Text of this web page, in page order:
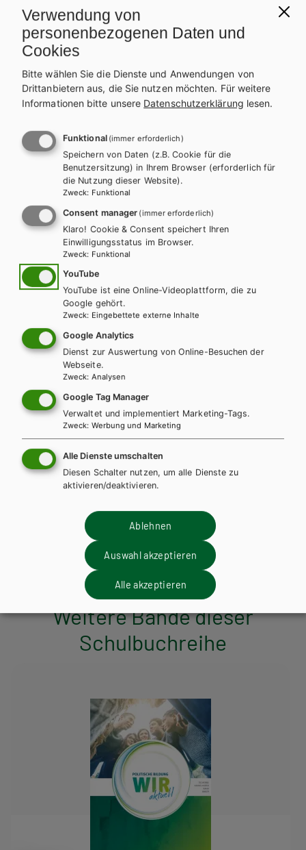
SBNR.
220945
ISBN
978-3-230-05743-3
REIHE
PRODUKTVARIANTEN
Lehrbuch + E-Book
Lehrbuch E-Book Solo
Schulbuchaktion*
Lehrbuch mit E-BOOK+
21,94 €
Schulbuchaktion*
Lehrbuch E-BOOK+ Solo
Preise inkl. MwSt., zzgl. Versandkosten | E-Book-Codes sind nur bei Bestellung
über die Schulbuchaktion enthalten. | *Exklusiv über die Schulbuchaktion
AUTOR/INNEN
Dipl.-Hdl. Iris Kahn, Dr. Michaela Tscherne, Mag. Dr. Margarethe
Kainig-Huber, BEd Bettina Anker
Dieses Werk ist über die Schulbuchaktion ohne gedrucktes
Buch als E-Book Solo erhältlich. Bei Bestellung unter der
individuellen Zugangscode. Dieser kann auf digi4school.at
eingelöst werden. Das E-Book Solo wird dort Ihrem digitalen
Bücherregal zugeordnet.
WEITERLESEN
Exklusiv über die Schulbuchaktion
erhältlich.
Weitere Bände dieser
Schulbuchreihe
Verwendung von
personenbezogenen Daten und
Cookies
Bitte wählen Sie die Dienste und Anwendungen von
Drittanbietern aus, die Sie nutzen möchten. Für weitere
Informationen bitte unsere Datenschutzerklärung lesen.
Funktional (immer erforderlich)
Speichern von Daten (z.B. Cookie für die
Benutzersitzung) in Ihrem Browser (erforderlich für
die Nutzung dieser Website).
Zweck: Funktional
Consent manager (immer erforderlich)
Klaro! Cookie & Consent speichert Ihren
Einwilligungsstatus im Browser.
Zweck: Funktional
YouTube
YouTube ist eine Online-Videoplattform, die zu
Google gehört.
Zweck: Eingebettete externe Inhalte
Google Analytics
Dienst zur Auswertung von Online-Besuchen der
Webseite.
Zweck: Analysen
Google Tag Manager
Verwaltet und implementiert Marketing-Tags.
Zweck: Werbung und Marketing
Alle Dienste umschalten
Diesen Schalter nutzen, um alle Dienste zu
aktivieren/deaktivieren.
Ablehnen
Auswahl akzeptieren
Alle akzeptieren